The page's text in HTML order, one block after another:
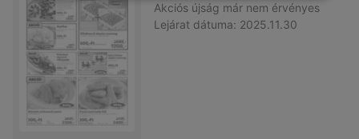
Akciós újság már nem érvényes
Lejárat dátuma: 2025.11.30